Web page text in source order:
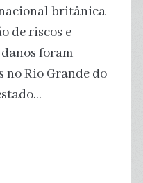
britânica
de riscos e
foram
no Rio Grande do